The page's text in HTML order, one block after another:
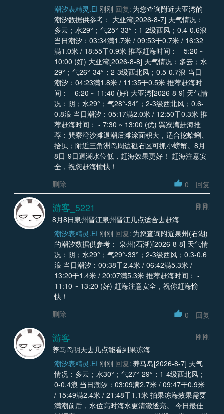
潮汐表精灵.EI 刚刚 回复: 为您查询附近大亚湾的
潮汐数据供参考： 大亚湾[2026-8-7] 天气情况：
多云；水29°；气25°-33°；1-2级西风；0.4-0.6浪
当日潮汐：03:34满1.7米 / 09:53干0.7米 / 16:32
满1.0米 / 18:55干0.9米 推荐赶海时间： - 5:20 ~
10:00 (好) 大亚湾[2026-8-8] 天气情况：多云；水
29°；气26°-34°；2-3级西北风；0.5-0.7浪 当日
潮汐：04:23满1.8米 / 11:35干0.5米 推荐赶海时
间： - 6:20 ~ 11:40 (好) 大亚湾[2026-8-9] 天气情
况：阴；水29°；气28°-34°；2-3级西北风；0.6-
0.8浪 当日潮汐：05:17满2.0米 / 12:50干0.3米 推
荐赶海时间： - 7:30 ~ 13:00 (优) 巽寮湾赶海推
荐：巽寮湾沙滩退潮后滩涂面积大，适合挖蛤蜊、
拾贝；附近三角洲岛周边礁石区可抓小螃蟹。8月
8日-9日退潮水位低，赶海效果更好！ 赶海注意安
全，祝您赶海愉快！
删除
0 回复
游客_5221
刚刚
8月8日泉州晋江泉州晋江几点适合去赶海
潮汐表精灵.EI 刚刚 回复: 为您查询附近泉州(石湖)
的潮汐数据供参考： 泉州(石湖)[2026-8-8] 天气情
况：阴；水29°；气29°-33°；2-3级西风；0.3-0.6
浪 当日潮汐：00:38干2.4米 / 06:42满5.3米 /
13:20干1.4米 / 20:07满5.3米 推荐赶海时间： -
11:10 ~ 13:20 (好) 赶海注意安全，祝你赶海愉
快！
删除
0 回复
游客
刚刚
养马岛明天去几点能看到果冻海
潮汐表精灵.EI 刚刚 回复: 养马岛[2026-8-7] 天气
情况：多云；水30°；气27°-29°；1-4级西北风；
0-0.4浪 当日潮汐：03:09满2.7米 / 09:47干0.9米
/ 15:49满2.4米 / 21:48干1.1米 拍果冻海效果需要
满潮前后，水位高时海水更清澈透亮。 今日最佳